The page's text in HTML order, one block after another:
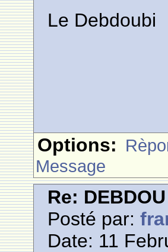
Le Debdoubi
Options:
Message
Re:
Posté par:
Date: 11